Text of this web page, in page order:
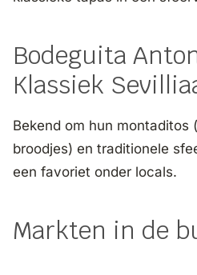
Bodeguita
Klassiek
Bekend om hun montaditos
broodjes) en traditionele
een favoriet onder locals.
Markten in de